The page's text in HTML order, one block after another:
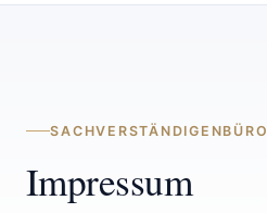
SACHVERSTÄNDIGENBÜRO
Impressum